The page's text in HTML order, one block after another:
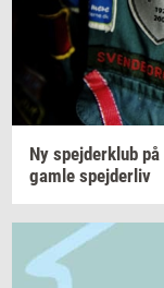
Ny spej­der­klub på
gamle spej­der­liv